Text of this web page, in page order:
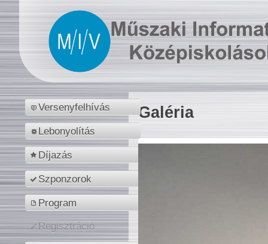
Versenyfelhívás
Lebonyolítás
Díjazás
Szponzorok
Program
Regisztráció
Galéria